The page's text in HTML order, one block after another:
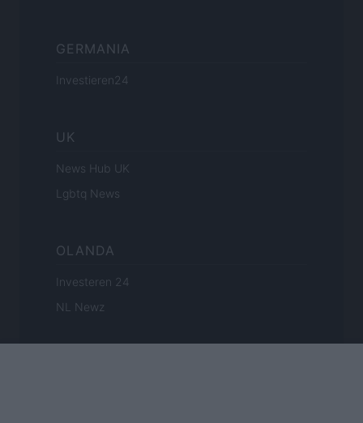
GERMANIA
Investieren24
UK
News Hub UK
Lgbtq News
OLANDA
Investeren 24
NL Newz